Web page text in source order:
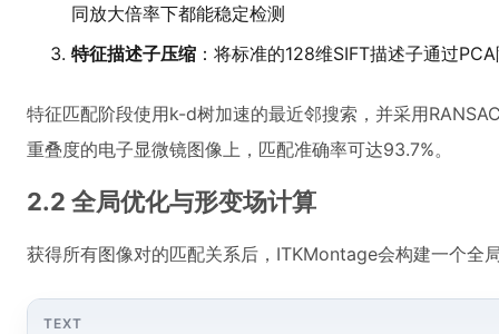
同放大倍率下都能稳定检测
特征描述子压缩 ：将标准的128维SIFT描述子通过
特征匹配阶段使用k-d树加速的最近邻搜索，并采用
重叠度的电子显微镜图像上，匹配准确率可达93.7%。
2.2 全局优化与形变场计算
获得所有图像对的匹配关系后，ITKMontage会构建一个全
TEXT